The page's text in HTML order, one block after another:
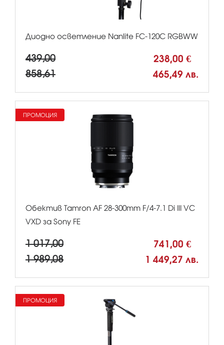
Диодно осветление Nanlite FC-120C RGBWW
439,00 238,00 €
858,61 465,49 лв.
Обектив Tamron AF 28-300mm F/4-7.1 Di III VC
VXD за Sony FE
1 017,00 741,00 €
1 989,08 1 449,27 лв.
ПРОМОЦИЯ
ПРОМОЦИЯ